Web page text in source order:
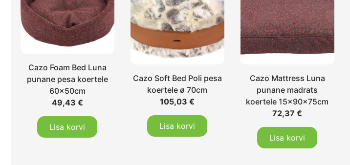
Cazo Foam Bed Luna
punane pesa koertele
60x50cm
49,43 €
Lisa korvi
Cazo Soft Bed Poli pesa
koertele ø 70cm
105,03€
Lisa korvi
Cazo Mattress Luna
punane madrats
koertele 15x90x75cm
72,37€
Lisa korvi